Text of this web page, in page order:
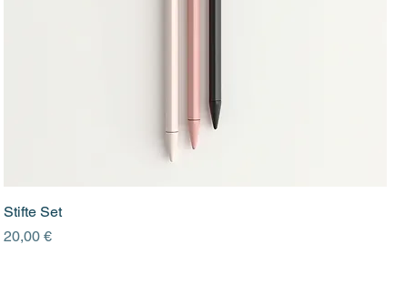
Stifte Set
Preis
20,00 €